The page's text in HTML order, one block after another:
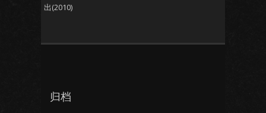
出(2010)
归档